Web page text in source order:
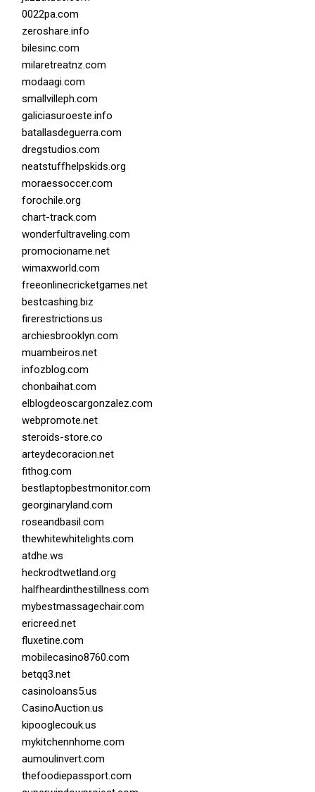
0022pa.com
zeroshare.info
bilesinc.com
milaretreatnz.com
modaagi.com
smallvilleph.com
galiciasuroeste.info
batallasdeguerra.com
dregstudios.com
neatstuffhelpskids.org
moraessoccer.com
forochile.org
chart-track.com
wonderfultraveling.com
promocioname.net
wimaxworld.com
freeonlinecricketgames.net
bestcashing.biz
firerestrictions.us
archiesbrooklyn.com
muambeiros.net
infozblog.com
chonbaihat.com
elblogdeoscargonzalez.com
webpromote.net
steroids-store.co
arteydecoracion.net
fithog.com
bestlaptopbestmonitor.com
georginaryland.com
roseandbasil.com
thewhitewhitelights.com
atdhe.ws
heckrodtwetland.org
halfheardinthestillness.com
mybestmassagechair.com
ericreed.net
fluxetine.com
mobilecasino8760.com
betqq3.net
casinoloans5.us
CasinoAuction.us
kipooglecouk.us
mykitchennhome.com
aumoulinvert.com
thefoodiepassport.com